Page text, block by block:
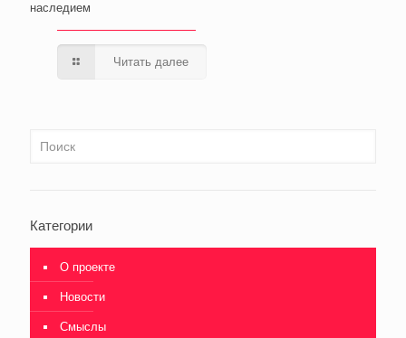
наследием
Читать далее
Категории
О проекте
Новости
Смыслы